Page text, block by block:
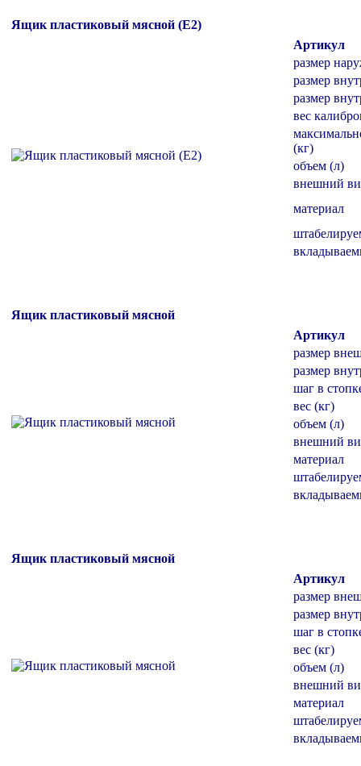
Ящик пластиковый мясной (Е2)
Артикул
размер
размер
размер
вес
(кг)
объем (л)
внешний
материал
Ящик пластиковый мясной
Артикул
размер
размер
шаг в
вес (кг)
объем (л)
внешний
материал
Ящик пластиковый мясной
Артикул
размер
размер
шаг в
вес (кг)
объем (л)
внешний
материал